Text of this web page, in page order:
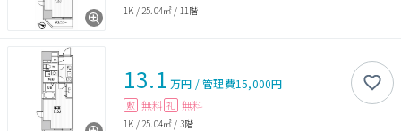
1K / 25.04㎡ / 11階
13.1 万円 /管理費15,000円
敷 無料 礼 無料
1K / 25.04㎡ / 3階